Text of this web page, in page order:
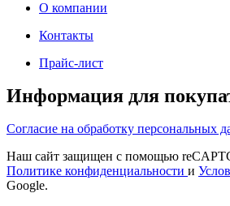
О компании
Контакты
Прайс-лист
Информация для
Согласие на обработку персональных
Наш сайт защищен с помощью
Политике конфиденциальности и
Google.